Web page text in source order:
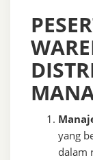
yang
dalam